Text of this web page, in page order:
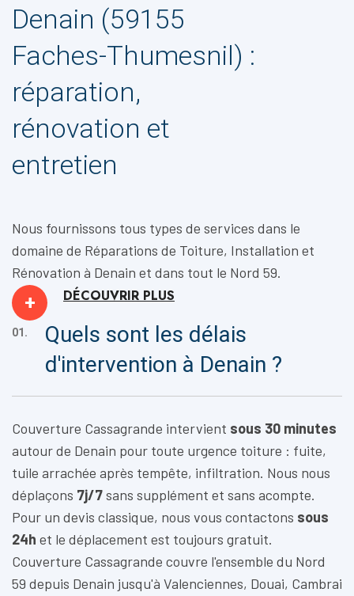
Denain (59155
Faches-Thumesnil) :
réparation,
rénovation et
entretien
Nous fournissons tous types de services dans le
domaine de Réparations de Toiture, Installation et
Rénovation à Denain et dans tout le Nord 59.
+ DÉCOUVRIR PLUS
01.
Quels sont les délais
d'intervention à Denain ?
Couverture Cassagrande intervient sous 30 minutes
autour de Denain pour toute urgence toiture : fuite,
tuile arrachée après tempête, infiltration. Nous nous
déplaçons 7j/7sans supplément et sans acompte.
Pour un devis classique, nous vous contactons sous
24h et le déplacement est toujours gratuit.
Couverture Cassagrande couvre l'ensemble du Nord
59 depuis Denain jusqu'à Valenciennes, Douai, Cambrai